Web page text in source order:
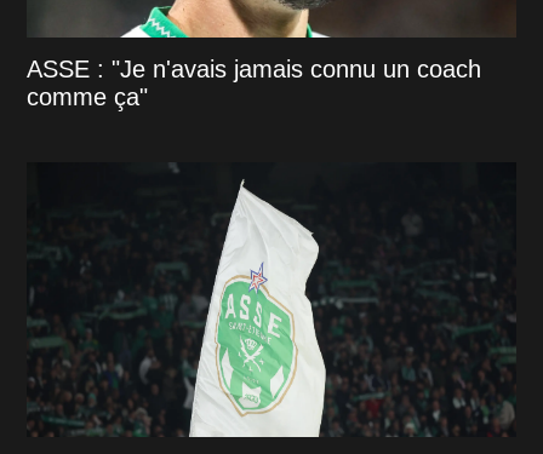
ASSE : "Je n'avais jamais connu un coach
comme ça"